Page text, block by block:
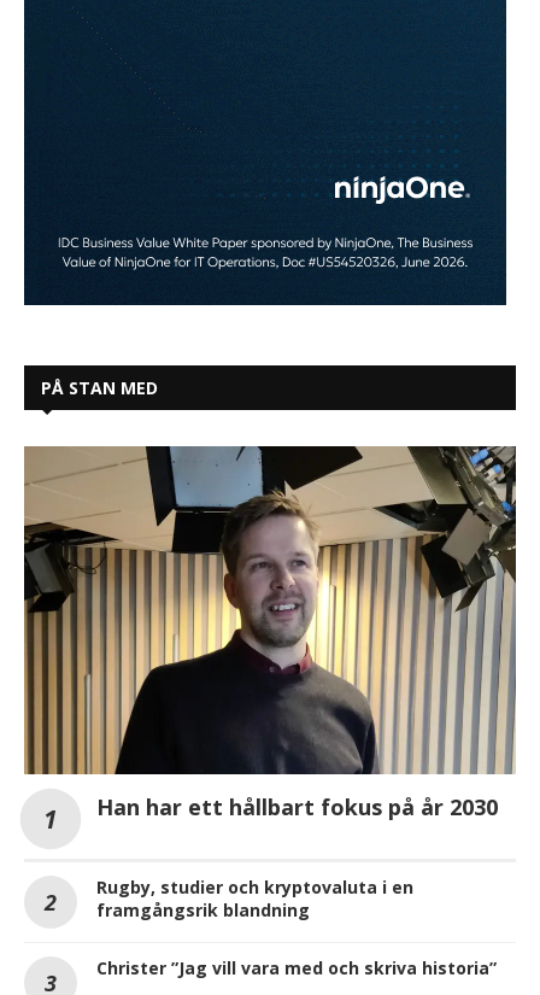
PÅ STAN MED
Han har ett hållbart fokus på år 2030
Rugby, studier och kryptovaluta i en
framgångsrik blandning
Christer ”Jag vill vara med och skriva historia”